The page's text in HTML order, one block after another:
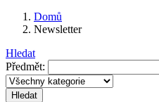
Domů
Newsletter
Hledat
Předmět:
Hledat